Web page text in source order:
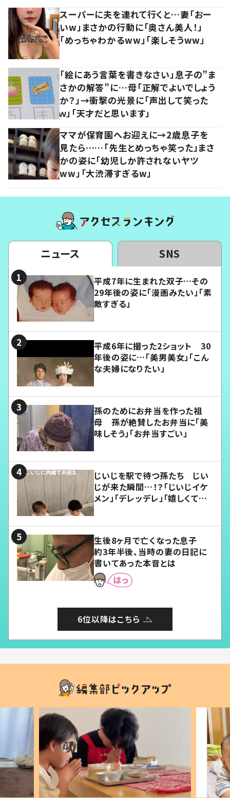
スーパーに夫を連れて行くと…妻「おー
いw」まさかの行動に「奥さん美人！」
「めっちゃわかるww」「楽しそうww」
「絵にあう言葉を書きなさい」息子の”ま
さかの解答”に…母「正解でよいでしょう
か？」→衝撃の光景に「声出して笑った
ｗ」「天才だと思います」
ママが保育園へお迎えに→2歳息子を
見たら……「先生とめっちゃ笑った」まさ
かの姿に「幼児しか許されないヤツ
ww」「大渋滞すぎるw」
ニュース SNS
平成7年に生まれた双子…その
29年後の姿に「漫画みたい」「素
敵すぎる」
平成6年に撮った2ショット 30
年後の姿に…「美男美女」「こん
な夫婦になりたい」
孫のためにお弁当を作った祖
母 孫が絶賛したお弁当に「美
味しそう」「お弁当すごい」
じいじを駅で待つ孫たち じい
じが来た瞬間…！？「じいじイケ
メン」「デレッデレ」「嬉しくて可
生後8ヶ月で亡くなった息子
約3年半後、当時の妻の日記に
書いてあった本音とは
6位以降はこちら